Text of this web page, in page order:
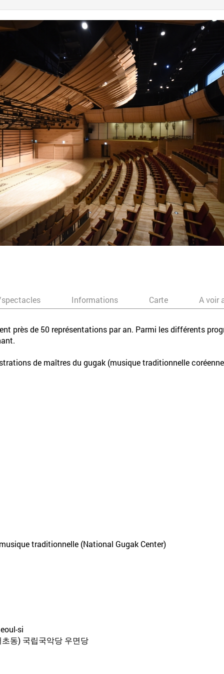
Informations Carte A voir
près de 50 représentations par an. Parmi les différents
de maîtres du gugak (musique traditionnelle
traditionnelle (National Gugak Center)
si
동) 국립국악당 우면당